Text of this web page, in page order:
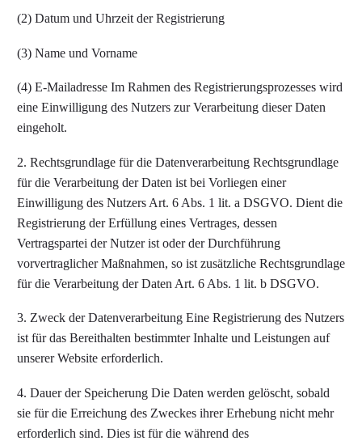
(2) Datum und Uhrzeit der Registrierung
(3) Name und Vorname
(4) E-Mailadresse Im Rahmen des Registrierungsprozesses wird
eine Einwilligung des Nutzers zur Verarbeitung dieser Daten
eingeholt.
2. Rechtsgrundlage für die Datenverarbeitung Rechtsgrundlage
für die Verarbeitung der Daten ist bei Vorliegen einer
Einwilligung des Nutzers Art. 6 Abs. 1 lit. a DSGVO. Dient die
Registrierung der Erfüllung eines Vertrages, dessen
Vertragspartei der Nutzer ist oder der Durchführung
vorvertraglicher Maßnahmen, so ist zusätzliche Rechtsgrundlage
für die Verarbeitung der Daten Art. 6 Abs. 1 lit. b DSGVO.
3. Zweck der Datenverarbeitung Eine Registrierung des Nutzers
ist für das Bereithalten bestimmter Inhalte und Leistungen auf
unserer Website erforderlich.
4. Dauer der Speicherung Die Daten werden gelöscht, sobald
sie für die Erreichung des Zweckes ihrer Erhebung nicht mehr
erforderlich sind. Dies ist für die während des